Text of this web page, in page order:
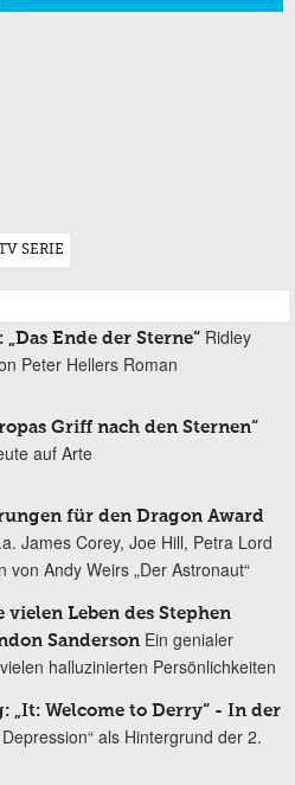
SERIE
Ende der Sterne“ Ridley
Peter Hellers Roman
Griff nach den Sternen“
auf Arte
für den Dragon Award
James Corey, Joe Hill, Petra Lord
von Andy Weirs „Der Astronaut“
vielen Leben des Stephen
Sanderson Ein genialer
halluzinierten Persönlichkeiten
„It: Welcome to Derry“ - In der
als Hintergrund der 2.